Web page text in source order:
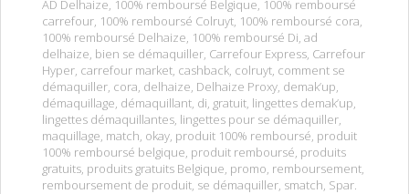
AD Delhaize, 100% remboursé Belgique, 100% remboursé
carrefour, 100% remboursé Colruyt, 100% remboursé cora,
100% remboursé Delhaize, 100% remboursé Di, ad
delhaize, bien se démaquiller, Carrefour Express, Carrefour
Hyper, carrefour market, cashback, colruyt, comment se
démaquiller, cora, delhaize, Delhaize Proxy, demak’up,
démaquillage, démaquillant, di, gratuit, lingettes demak’up,
lingettes démaquillantes, lingettes pour se démaquiller,
maquillage, match, okay, produit 100% remboursé, produit
100% remboursé belgique, produit remboursé, produits
gratuits, produits gratuits Belgique, promo, remboursement,
remboursement de produit, se démaquiller, smatch, Spar.